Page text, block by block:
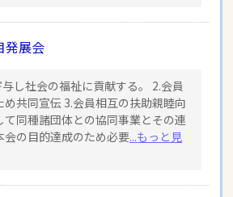
発展会
し社会の福祉に貢献する。 2.会員
め共同宣伝 3.会員相互の扶助親睦向
て同種諸団体との協同事業とその連
会の目的達成のため必要...もっと見